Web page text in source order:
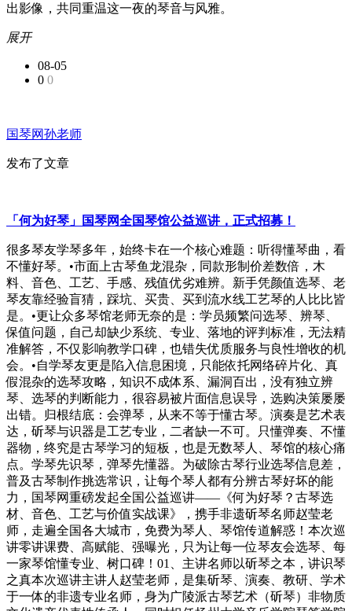
出影像，共同重温这一夜的琴音与风雅。
展开
08-05
0 0
国琴网孙老师
发布了文章
「何为好琴」国琴网全国琴馆公益巡讲，正式招募！
很多琴友学琴多年，始终卡在一个核心难题：听得懂琴曲，看
不懂好琴。•市面上古琴鱼龙混杂，同款形制价差数倍，木
料、音色、工艺、手感、残值优劣难辨。新手凭颜值选琴、老
琴友靠经验盲猜，踩坑、买贵、买到流水线工艺琴的人比比皆
是。•更让众多琴馆老师无奈的是：学员频繁问选琴、辨琴、
保值问题，自己却缺少系统、专业、落地的评判标准，无法精
准解答，不仅影响教学口碑，也错失优质服务与良性增收的机
会。•自学琴友更是陷入信息困境，只能依托网络碎片化、真
假混杂的选琴攻略，知识不成体系、漏洞百出，没有独立辨
琴、选琴的判断能力，很容易被片面信息误导，选购决策屡屡
出错。归根结底：会弹琴，从来不等于懂古琴。演奏是艺术表
达，斫琴与识器是工艺专业，二者缺一不可。只懂弹奏、不懂
器物，终究是古琴学习的短板，也是无数琴人、琴馆的核心痛
点。学琴先识琴，弹琴先懂器。为破除古琴行业选琴信息差，
普及古琴制作挑选常识，让每个琴人都有分辨古琴好坏的能
力，国琴网重磅发起全国公益巡讲——《何为好琴？古琴选
材、音色、工艺与价值实战课》，携手非遗斫琴名师赵莹老
师，走遍全国各大城市，免费为琴人、琴馆传道解惑！本次巡
讲零讲课费、高赋能、强曝光，只为让每一位琴友会选琴、每
一家琴馆懂专业、树口碑！01、主讲名师以斫琴之本，讲识琴
之真本次巡讲主讲人赵莹老师，是集斫琴、演奏、教研、学术
于一体的非遗专业名师，身为广陵派古琴艺术（斫琴）非物质